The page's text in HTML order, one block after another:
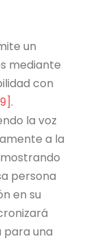
un
mediante
con
.
la voz
a la
persona
en su
una